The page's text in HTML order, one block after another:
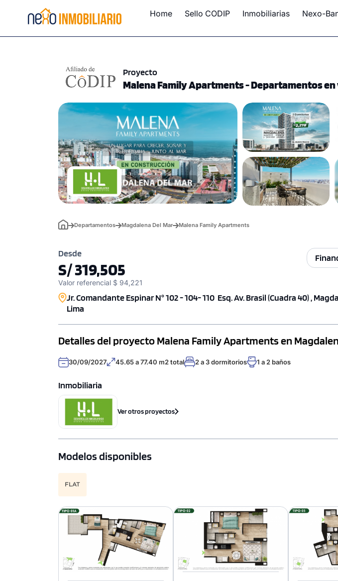
Home Sello CODIP Inmobiliarias Nexo-
Proyecto
Malena Family Apartments - Departamentos en
Departamentos Magdalena Del Mar Malena Family Apartments
Desde
S/ 319,505
Valor referencial $ 94,221
Jr. Comandante Espinar N° 102 - 104- 110 Esq. Av. Brasil (Cuadra 40) ,
Lima
Detalles del proyecto Malena Family Apartments en
30/09/2027 45.65 a 77.40 m2 total 2 a 3 dormitorios 1 a 2 baños
Inmobiliaria
Ver otros proyectos
Modelos disponibles
FLAT